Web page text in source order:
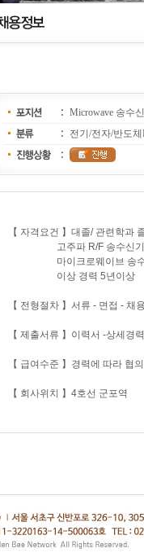
Microwave 송수
전기/전자/반도
【 자격요건 】대졸/ 관련학과
고주파 R/F 송수신기
마이크로웨이브 송수신
이상 경력 5년이상
【 전형절차 】서류 - 면접 - 채
【 제출서류 】이력서 -상세경
【 급여수준 】경력에 따라 협
【 회사위치 】4호선 군포역